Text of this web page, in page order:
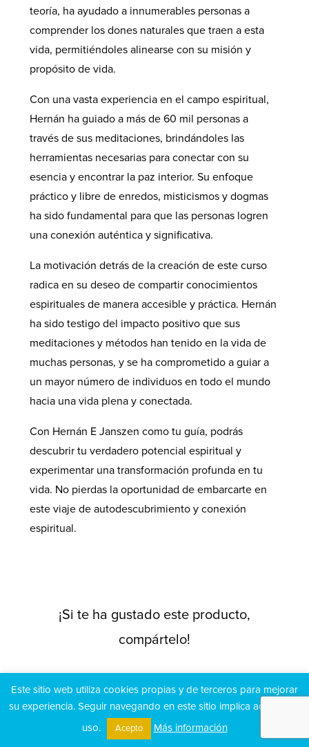
teoría, ha ayudado a innumerables personas a
comprender los dones naturales que traen a esta
vida, permitiéndoles alinearse con su misión y
propósito de vida.
Con una vasta experiencia en el campo espiritual,
Hernán ha guiado a más de 60 mil personas a
través de sus meditaciones, brindándoles las
herramientas necesarias para conectar con su
esencia y encontrar la paz interior. Su enfoque
práctico y libre de enredos, misticismos y dogmas
ha sido fundamental para que las personas logren
una conexión auténtica y significativa.
La motivación detrás de la creación de este curso
radica en su deseo de compartir conocimientos
espirituales de manera accesible y práctica. Hernán
ha sido testigo del impacto positivo que sus
meditaciones y métodos han tenido en la vida de
muchas personas, y se ha comprometido a guiar a
un mayor número de individuos en todo el mundo
hacia una vida plena y conectada.
Con Hernán E Janszen como tu guía, podrás
descubrir tu verdadero potencial espiritual y
experimentar una transformación profunda en tu
vida. No pierdas la oportunidad de embarcarte en
este viaje de autodescubrimiento y conexión
espiritual.
¡Si te ha gustado este producto,
compártelo!
[widget id=”a2a_share_save_widget-2″]
Este sitio web utiliza cookies propias y de terceros para mejorar
su experiencia. Seguir navegando en este sitio implica aceptar su
uso.
Acepto Más información